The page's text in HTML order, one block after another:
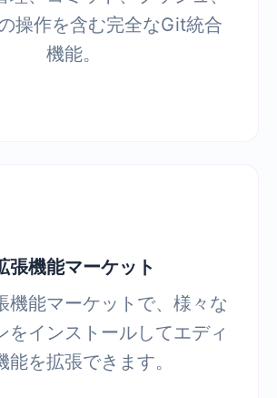
操作を含む完全なGit統合
機能。
張機能マーケット
機能マーケットで、様々な
をインストールしてエディ
能を拡張できます。